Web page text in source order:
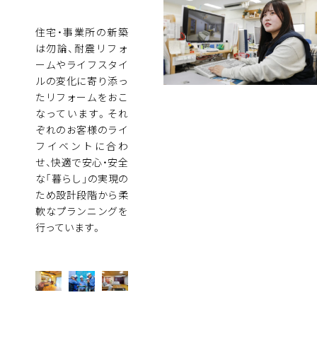
住宅・事業所の新築
は勿論、耐震リフォ
ームやライフスタイ
ルの変化に寄り添っ
たリフォームをおこ
なっています。それ
ぞれのお客様のライ
フイベントに合わ
せ、快適で安心・安全
な「暮らし」の実現の
ため設計段階から柔
軟なプランニングを
行っています。